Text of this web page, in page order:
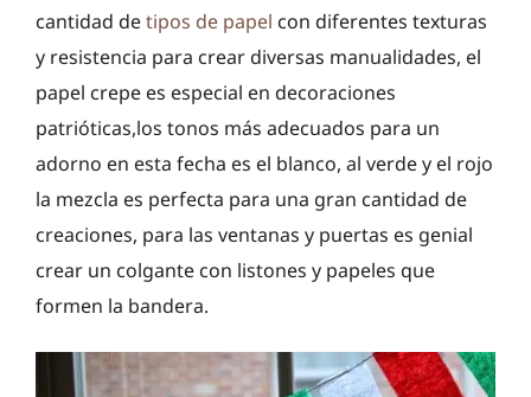
cantidad detipos de papel con diferentes texturas
y resistencia para crear diversas manualidades, el
papel crepe es especial en decoraciones
patrióticas,los tonos más adecuados para un
adorno en esta fecha es el blanco, al verde y el rojo
la mezcla es perfecta para una gran cantidad de
creaciones, para las ventanas y puertas es genial
crear un colgante con listones y papeles que
formen la bandera.